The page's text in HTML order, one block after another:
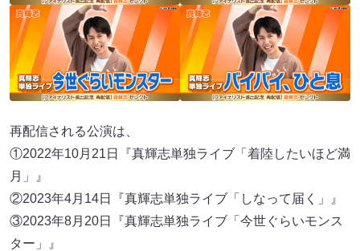
再配信される公演は、
①2022年10月21日『真輝志単独ライブ「着陸したいほど満
月」』
②2023年4月14日『真輝志単独ライブ「しなって届く」』
③2023年8月20日『真輝志単独ライブ「今世ぐらいモンス
ター」』